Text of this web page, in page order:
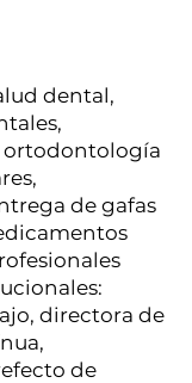
dental,
de gafas
directora de
de